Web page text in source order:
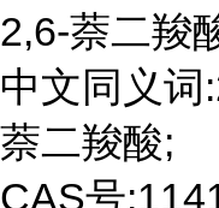
2,6-萘二羧
中文同义词
萘二羧酸;
CAS号